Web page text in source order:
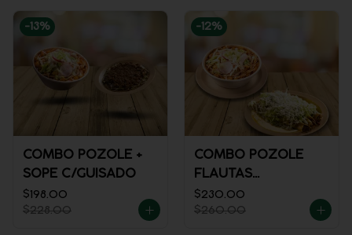
-13%
COMBO POZOLE +
SOPE C/GUISADO
$198.00
$228.00
-12%
COMBO POZOLE
FLAUTAS
AHOGADAS
$230.00
$260.00